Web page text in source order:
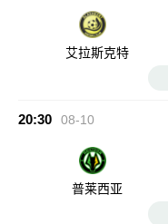
艾拉斯克特
20:30 08-10
普莱西亚